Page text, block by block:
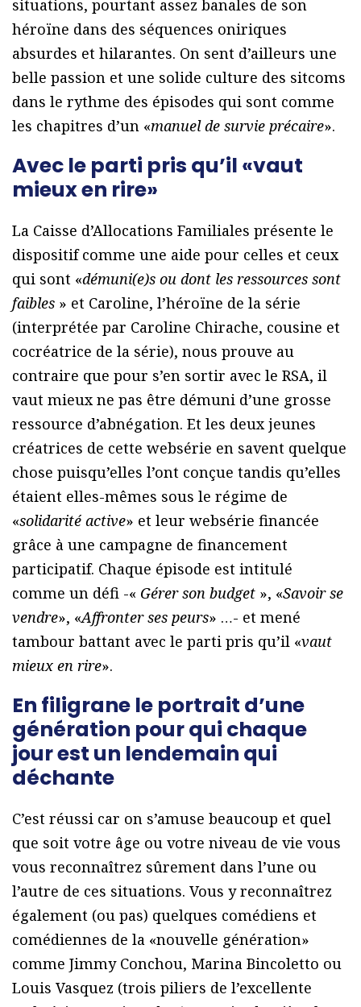
situations, pourtant assez banales de son
héroïne dans des séquences oniriques
absurdes et hilarantes. On sent d’ailleurs une
belle passion et une solide culture des sitcoms
dans le rythme des épisodes qui sont comme
les chapitres d’un «manuel de survie précaire».
Avec le parti pris qu’il «vaut
mieux en rire»
La Caisse d’Allocations Familiales présente le
dispositif comme une aide pour celles et ceux
qui sont «démuni(e)s ou dont les ressources sont
faibles » et Caroline, l’héroïne de la série
(interprétée par Caroline Chirache, cousine et
cocréatrice de la série), nous prouve au
contraire que pour s’en sortir avec le RSA, il
vaut mieux ne pas être démuni d’une grosse
ressource d’abnégation. Et les deux jeunes
créatrices de cette websérie en savent quelque
chose puisqu’elles l’ont conçue tandis qu’elles
étaient elles-mêmes sous le régime de
«solidarité active» et leur websérie financée
grâce à une campagne de financement
participatif. Chaque épisode est intitulé
comme un défi -« Gérer son budget », «Savoir se
vendre», «Affronter ses peurs» …- et mené
tambour battant avec le parti pris qu’il «vaut
mieux en rire».
En filigrane le portrait d’une
génération pour qui chaque
jour est un lendemain qui
déchante
C’est réussi car on s’amuse beaucoup et quel
que soit votre âge ou votre niveau de vie vous
vous reconnaîtrez sûrement dans l’une ou
l’autre de ces situations. Vous y reconnaîtrez
également (ou pas) quelques comédiens et
comédiennes de la «nouvelle génération»
comme Jimmy Conchou, Marina Bincoletto ou
Louis Vasquez (trois piliers de l’excellente